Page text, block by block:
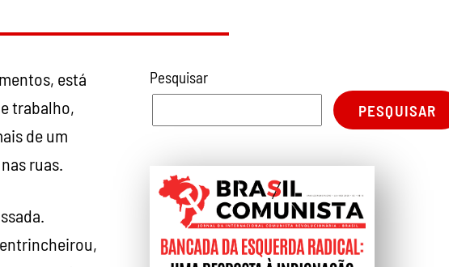
está
trabalho,
de um
ruas.
Pesquisar
PESQUISAR